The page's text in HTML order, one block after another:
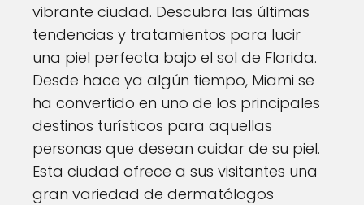
vibrante ciudad. Descubra las últimas
tendencias y tratamientos para lucir
una piel perfecta bajo el sol de Florida.
Desde hace ya algún tiempo, Miami se
ha convertido en uno de los principales
destinos turísticos para aquellas
personas que desean cuidar de su piel.
Esta ciudad ofrece a sus visitantes una
gran variedad de dermatólogos